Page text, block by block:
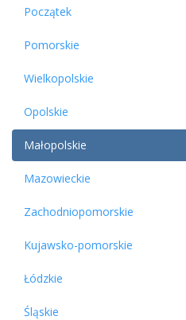
Początek
Pomorskie
Wielkopolskie
Opolskie
Małopolskie
Mazowieckie
Zachodniopomorskie
Kujawsko-pomorskie
Łódzkie
Śląskie